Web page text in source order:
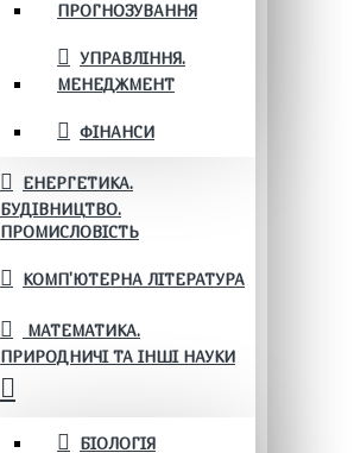
ПРОГНОЗУВАННЯ
УПРАВЛІННЯ.
МЕНЕДЖМЕНТ
ФІНАНСИ
ЕНЕРГЕТИКА.
БУДІВНИЦТВО.
ПРОМИСЛОВІСТЬ
КОМП'ЮТЕРНА ЛІТЕРАТУРА
МАТЕМАТИКА.
ПРИРОДНИЧІ ТА ІНШІ НАУКИ
БІОЛОГІЯ